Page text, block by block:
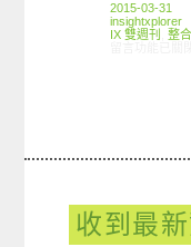
2015-03-31
insightxplorer
IX 雙週刊
,整
收到最